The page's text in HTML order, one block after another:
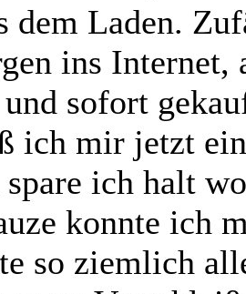
dem Laden.
ins Internet,
sofort
ich mir jetzt
ich halt
konnte ich
so ziemlich